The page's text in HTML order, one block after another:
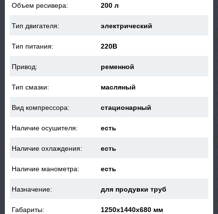
Объем ресивера: 200 л
Тип двигателя: электрический
Тип питания: 220В
Привод: ременной
Тип смазки: масляный
Вид компрессора: стационарный
Наличие осушителя: есть
Наличие охлаждения: есть
Наличие манометра: есть
Назначение: для продувки труб
Габариты: 1250x1440x680 мм